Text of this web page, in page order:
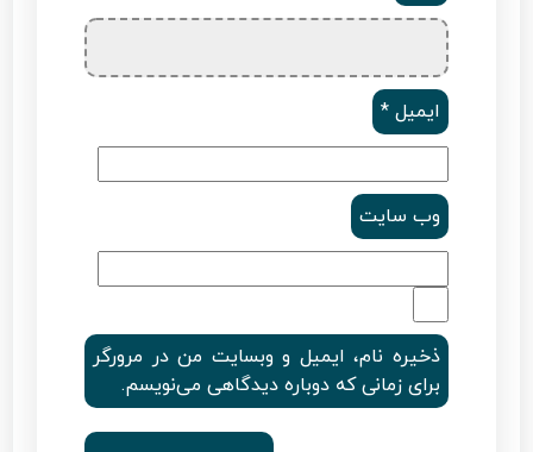
ایمیل*
وب‌ سایت
ذخیره نام، ایمیل و وبسایت من در مرورگر
برای زمانی که دوباره دیدگاهی می‌نویسم.